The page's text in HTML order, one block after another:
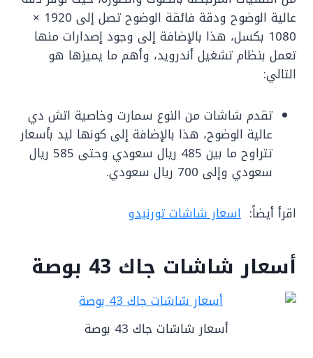
عالية الوضوح ودقة فائقة الوضوح تصل إلى 1920 ×
1080 بكسل، هذا بالإضافة إلى وجود إصدارات منها
تعمل بنظام تشغيل أندرويد، وأهم ما يميزها هو
التالي:
تقدم شاشات من النوع سمارت وخاصية اتش دي
عالية الوضوح، هذا بالإضافة إلى كونها ليد بأسعار
تتراوح ما بين 485 ريال سعودي وحتى 585 ريال
سعودي وإلى 700 ريال سعودي.
اقرأ أيضاً: اسعار شاشات تورنيدو
أسعار شاشات جاك 43 بوصة
أسعار شاشات جاك 43 بوصة